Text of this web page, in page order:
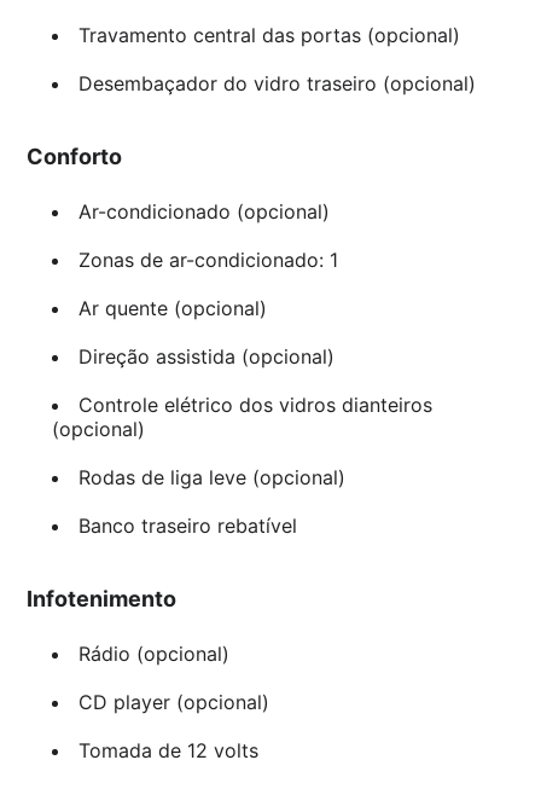
Travamento central das portas (opcional)
Desembaçador do vidro traseiro (opcional)
Conforto
Ar-condicionado (opcional)
Zonas de ar-condicionado: 1
Ar quente (opcional)
Direção assistida (opcional)
Controle elétrico dos vidros dianteiros
(opcional)
Rodas de liga leve (opcional)
Banco traseiro rebatível
Infotenimento
Rádio (opcional)
CD player (opcional)
Tomada de 12 volts